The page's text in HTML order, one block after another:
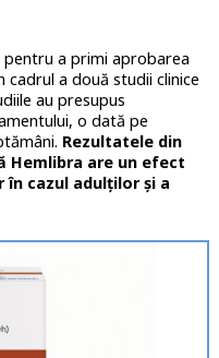
pentru a primi aprobarea
cadrul a două studii clinice
au presupus
o dată pe
Rezultatele din
Hemlibra are un efect
în cazul adulților și a